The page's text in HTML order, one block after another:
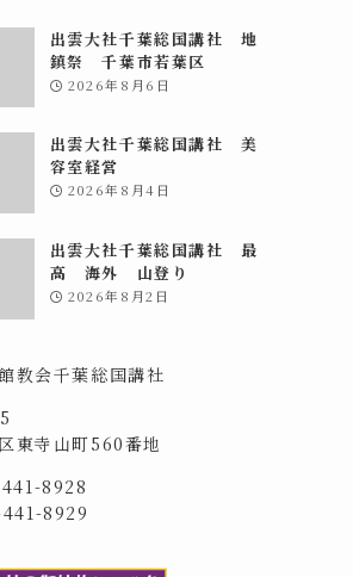
出雲大社千葉総国講社 地
鎮祭 千葉市若葉区
2026年8月6日
出雲大社千葉総国講社 美
容室経営
2026年8月4日
出雲大社千葉総国講社 最
高 海外 山登り
2026年8月2日
教会千葉総国講社
東寺山町560番地
8928
8929